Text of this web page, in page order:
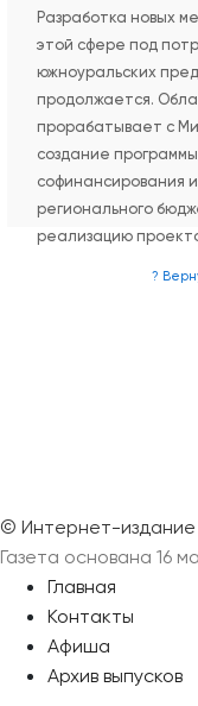
?
Разработка новых
этой сфере под
южноуральских
продолжается.
прорабатывает с
создание программы
софинансирования
регионального
реализацию
© Интернет-издание
Газета основана 16
Главная
Контакты
Афиша
Архив выпусков